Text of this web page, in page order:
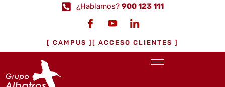
¿Hablamos? 900 123 111
[ CAMPUS ] [ ACCESO CLIENTES ]